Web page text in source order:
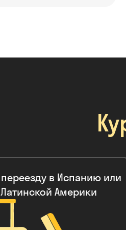
переезду в Испанию или
Америки